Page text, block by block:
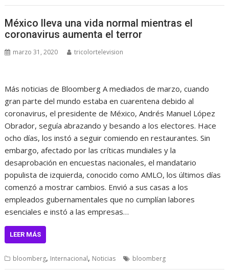
México lleva una vida normal mientras el
coronavirus aumenta el terror
marzo 31, 2020 tricolortelevision
Más noticias de Bloomberg A mediados de marzo, cuando
gran parte del mundo estaba en cuarentena debido al
coronavirus, el presidente de México, Andrés Manuel López
Obrador, seguía abrazando y besando a los electores. Hace
ocho días, los instó a seguir comiendo en restaurantes. Sin
embargo, afectado por las críticas mundiales y la
desaprobación en encuestas nacionales, el mandatario
populista de izquierda, conocido como AMLO, los últimos días
comenzó a mostrar cambios. Envió a sus casas a los
empleados gubernamentales que no cumplían labores
esenciales e instó a las empresas…
LEER MÁS
bloomberg, Internacional, Noticias bloomberg